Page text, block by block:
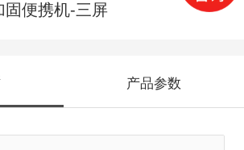
固便携机-三屏
产品参数